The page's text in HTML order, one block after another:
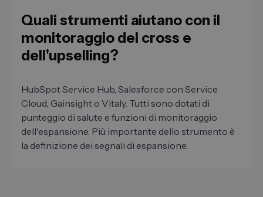
Quali strumenti aiutano con il
monitoraggio del cross e
dell'upselling?
HubSpot Service Hub, Salesforce con Service
Cloud, Gainsight o Vitaly. Tutti sono dotati di
punteggio di salute e funzioni di monitoraggio
dell'espansione. Più importante dello strumento è
la definizione dei segnali di espansione.